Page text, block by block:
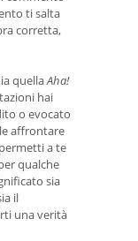
ti salta
corretta,
quellaAha!
hai
o evocato
affrontare
a te
qualche
sia
il
una verità